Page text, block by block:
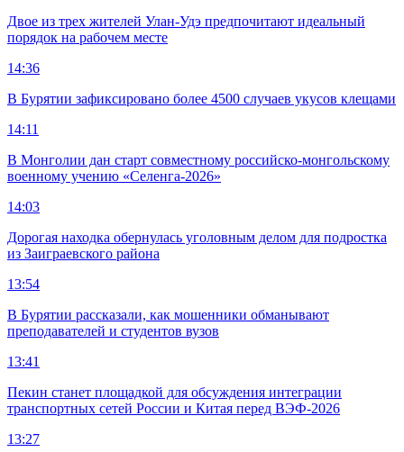
Двое из трех жителей Улан-Удэ предпочитают идеальный
порядок на рабочем месте
14:36
В Бурятии зафиксировано более 4500 случаев укусов клещами
14:11
В Монголии дан старт совместному российско-монгольскому
военному учению «Селенга-2026»
14:03
Дорогая находка обернулась уголовным делом для подростка
из Заиграевского района
13:54
В Бурятии рассказали, как мошенники обманывают
преподавателей и студентов вузов
13:41
Пекин станет площадкой для обсуждения интеграции
транспортных сетей России и Китая перед ВЭФ-2026
13:27